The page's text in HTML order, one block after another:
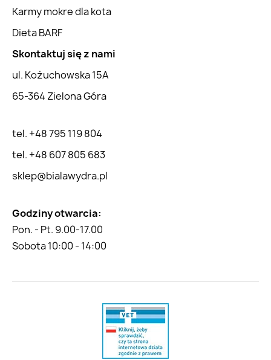
Karmy mokre dla kota
Dieta BARF
Skontaktuj się z nami
ul. Kożuchowska 15A
65-364 Zielona Góra
tel. +48 795 119 804
tel. +48 607 805 683
sklep@bialawydra.pl
Godziny otwarcia:
Pon. - Pt. 9.00-17.00
Sobota 10:00 - 14:00